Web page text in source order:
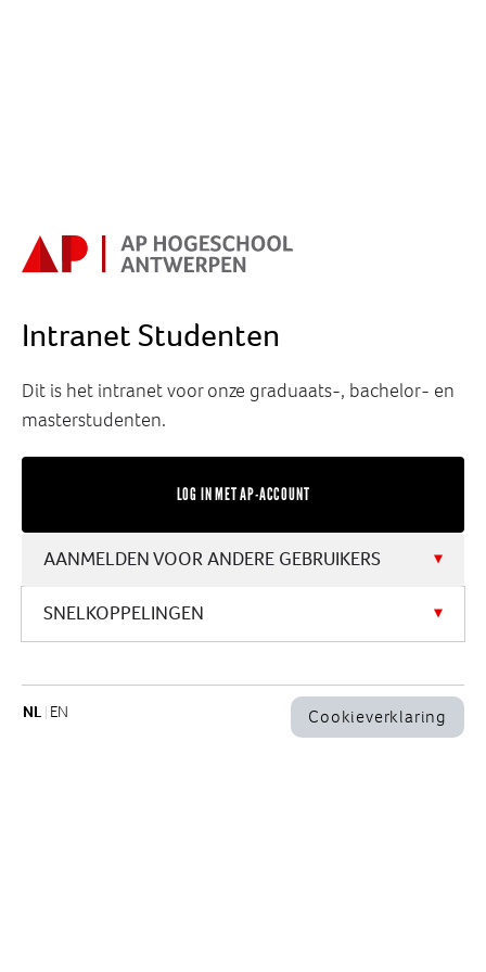
Intranet Studenten
Dit is het intranet voor onze graduaats-, bachelor- en
masterstudenten.
AANMELDEN VOOR ANDERE GEBRUIKERS
SNELKOPPELINGEN
NL EN Cookieverklaring